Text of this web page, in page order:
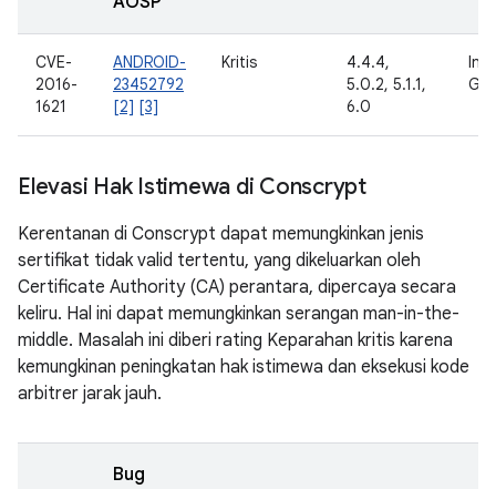
CVE-
2016-
1621
ANDROID-
23452792
[2] [3]
Kritis
4.4.4,
5.0.2, 5.1.1,
6.0
Elevasi Hak Istimewa di Conscrypt
Kerentanan di Conscrypt dapat memungkinkan jenis
sertifikat tidak valid tertentu, yang dikeluarkan oleh
Certificate Authority (CA) perantara, dipercaya secara
keliru. Hal ini dapat memungkinkan serangan man-in-the-
middle. Masalah ini diberi rating Keparahan kritis karena
kemungkinan peningkatan hak istimewa dan eksekusi kode
arbitrer jarak jauh.
Bug